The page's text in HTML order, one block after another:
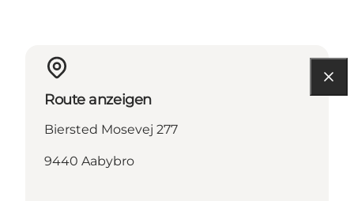
Route anzeigen
Biersted Mosevej 277
9440 Aabybro